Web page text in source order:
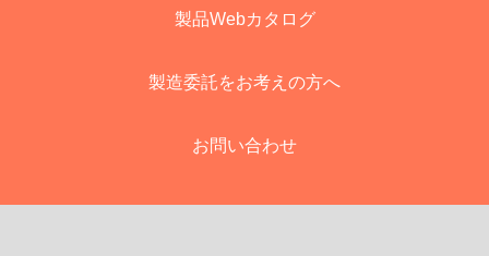
製品Webカタログ
製造委託をお考えの方へ
お問い合わせ